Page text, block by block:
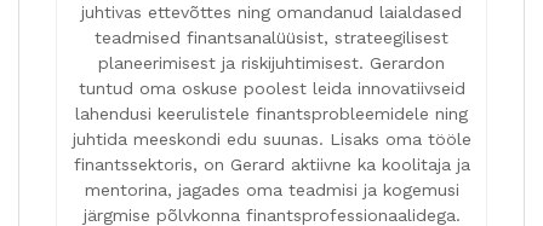
juhtivas ettevõttes ning omandanud laialdased
teadmised finantsanalüüsist, strateegilisest
planeerimisest ja riskijuhtimisest. Gerardon
tuntud oma oskuse poolest leida innovatiivseid
lahendusi keerulistele finantsprobleemidele ning
juhtida meeskondi edu suunas. Lisaks oma tööle
finantssektoris, on Gerard aktiivne ka koolitaja ja
mentorina, jagades oma teadmisi ja kogemusi
järgmise põlvkonna finantsprofessionaalidega.